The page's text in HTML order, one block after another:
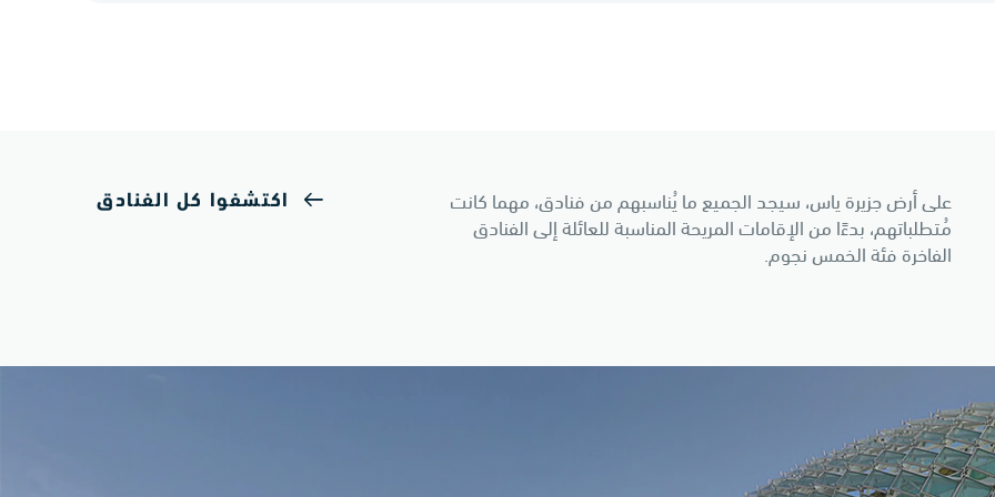
على أرض جزيرة ياس، سيجد الجميع ما يُناسبهم من فنادق، مهما كانت
مُتطلباتهم، بدءًا من الإقامات المريحة المناسبة للعائلة إلى الفنادق
الفاخرة فئة الخمس نجوم.
اكتشفوا كل الفنادق